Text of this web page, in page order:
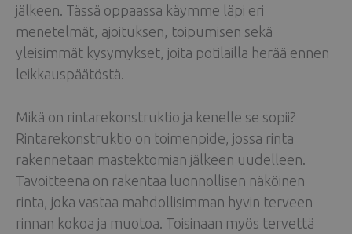
jälkeen. Tässä oppaassa käymme läpi eri
menetelmät, ajoituksen, toipumisen sekä
yleisimmät kysymykset, joita potilailla herää ennen
leikkauspäätöstä.
Mikä on rintarekonstruktio ja kenelle se sopii?
Rintarekonstruktio on toimenpide, jossa rinta
rakennetaan mastektomian jälkeen uudelleen.
Tavoitteena on rakentaa luonnollisen näköinen
rinta, joka vastaa mahdollisimman hyvin terveen
rinnan kokoa ja muotoa. Toisinaan myös tervettä